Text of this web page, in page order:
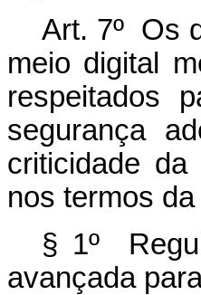
Art. 7º Os
meio digital
respeitados
segurança
criticidade
nos termos da
§ 1º
avançada